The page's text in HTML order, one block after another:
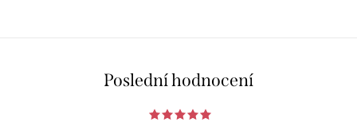
Poslední hodnocení